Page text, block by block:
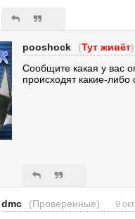
pooshock (Тут живёт)
Сообщите какая у вас
происходят какие-
dmc (Проверенные) 9